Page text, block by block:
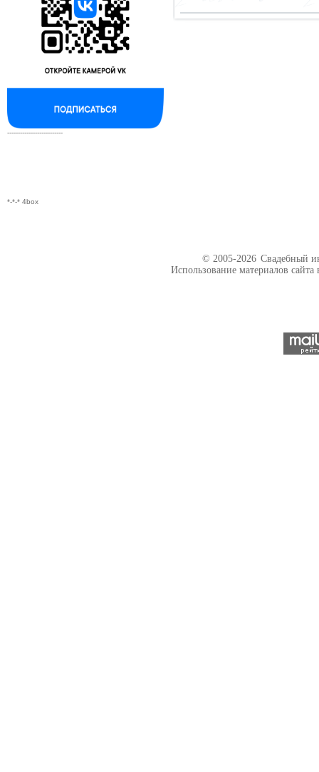
--------------------------
*-*-* 4box
© 2005-2026 Свадебный
Использование материалов